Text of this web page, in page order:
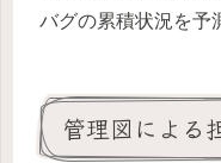
バグの累積状況を予
管理図による